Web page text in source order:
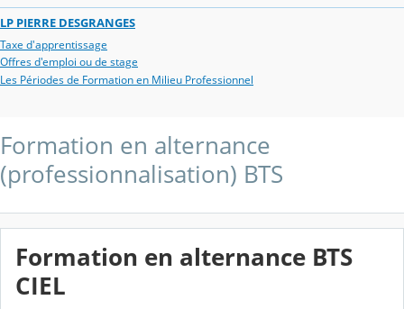
LP PIERRE DESGRANGES
Taxe d'apprentissage
Offres d'emploi ou de stage
Les Périodes de Formation en Milieu Professionnel
Formation en alternance
(professionnalisation) BTS
Formation en alternance BTS
CIEL